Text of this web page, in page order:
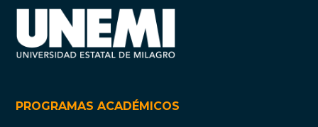
PROGRAMAS ACADÉMICOS